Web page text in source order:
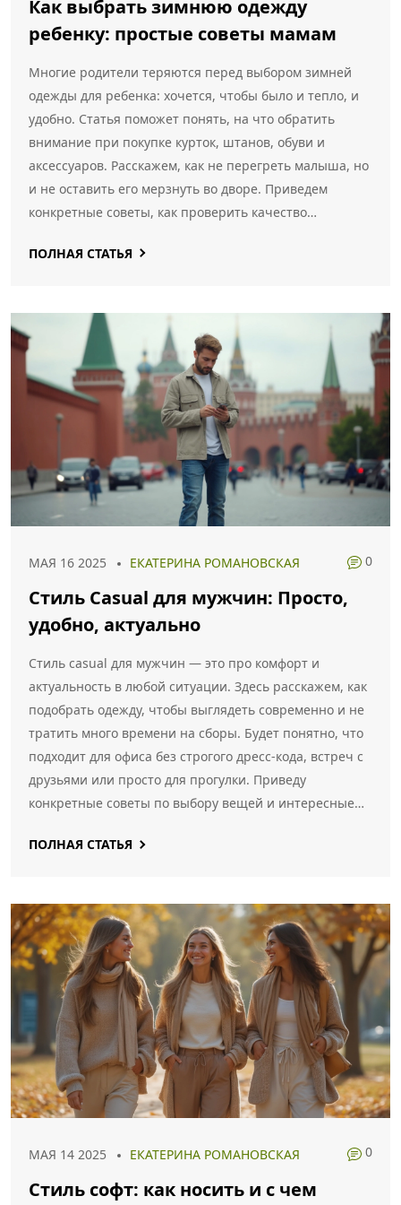
Как выбрать зимнюю одежду
ребенку: простые советы мамам
Многие родители теряются перед выбором зимней
одежды для ребенка: хочется, чтобы было и тепло, и
удобно. Статья поможет понять, на что обратить
внимание при покупке курток, штанов, обуви и
аксессуаров. Расскажем, как не перегреть малыша, но
и не оставить его мерзнуть во дворе. Приведем
конкретные советы, как проверить качество
этикетках. Даже опытные мамы смогут узнать что-то
ПОЛНАЯ СТАТЬЯ
МАЯ 16 2025 ЕКАТЕРИНА РОМАНОВСКАЯ 0
Стиль Casual для мужчин: Просто,
удобно, актуально
Стиль casual для мужчин — это про комфорт и
актуальность в любой ситуации. Здесь расскажем, как
подобрать одежду, чтобы выглядеть современно и не
тратить много времени на сборы. Будет понятно, что
подходит для офиса без строгого дресс-кода, встреч с
друзьями или просто для прогулки. Приведу
конкретные советы по выбору вещей и интересные
делу.
ПОЛНАЯ СТАТЬЯ
МАЯ 14 2025 ЕКАТЕРИНА РОМАНОВСКАЯ 0
Стиль софт: как носить и с чем